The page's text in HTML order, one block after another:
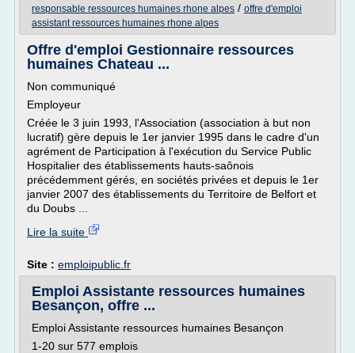
responsable ressources humaines rhone alpes / offre d'emploi
assistant ressources humaines rhone alpes
Offre d'emploi Gestionnaire ressources
humaines Chateau ...
Non communiqué
Employeur
Créée le 3 juin 1993, l'Association (association à but non
lucratif) gère depuis le 1er janvier 1995 dans le cadre d'un
agrément de Participation à l'exécution du Service Public
Hospitalier des établissements hauts-saônois
précédemment gérés, en sociétés privées et depuis le 1er
janvier 2007 des établissements du Territoire de Belfort et
du Doubs ...
Lire la suite
Site : emploipublic.fr
Emploi Assistante ressources humaines
Besançon, offre ...
Emploi Assistante ressources humaines Besançon
1-20 sur 577 emplois